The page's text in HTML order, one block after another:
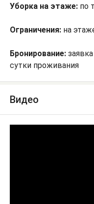
Уборка на этаже: по
Ограничения: на
Бронирование:
сутки проживания
Видео